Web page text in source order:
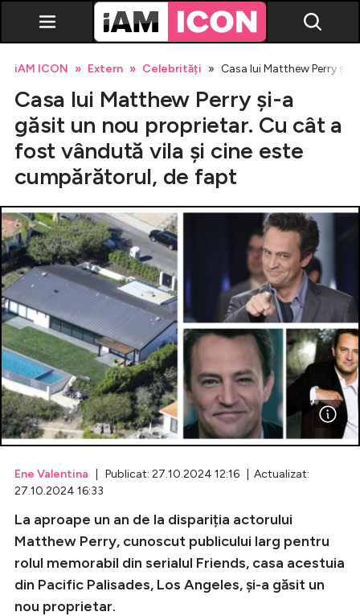
Vedete
Evenimente
Emisiuni TV
Horoscop
Lifestyle
Celebrități
Breaking News
iAM ICON Extern Celebrități Casa lui Matthew Perry
Casa lui Matthew Perry și-a
găsit un nou proprietar. Cu cât a
fost vândută vila și cine este
cumpărătorul, de fapt
Ene Valentina | Publicat: 27.10.2024 12:16 | Actualizat:
27.10.2024 16:33
La aproape un an de la dispariția actorului
Matthew Perry, cunoscut publicului larg pentru
rolul memorabil din serialul Friends, casa acestuia
din Pacific Palisades, Los Angeles, și-a găsit un
nou proprietar.